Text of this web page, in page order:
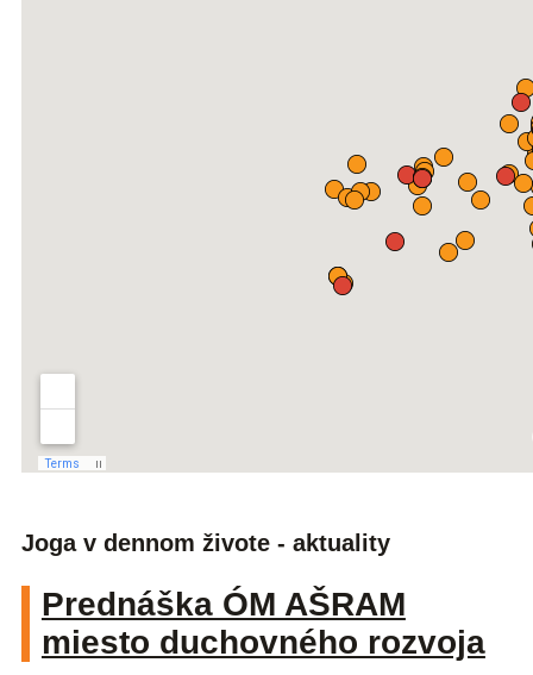
Joga v dennom živote - aktuality
Prednáška ÓM AŠRAM
miesto duchovného rozvoja